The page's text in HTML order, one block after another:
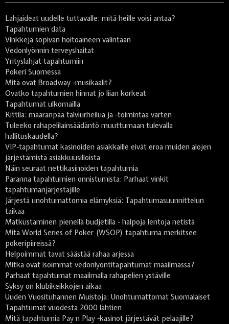
Lahjaideat uudelle tuttavalle: mitä heille voisi antaa?
Tapahtumien data
Vinkkejä sopivan hoitoaineen valintaan
Vedonlyönnin terveyshaitat
Yrityslahjat tapahtumiin
Pokeri Suomessa
Mitä ovat Broadway -musikaalit?
Ovatko tapahtumien hinnat jo liian korkeat
Tapahtumat ulkomailla
Kittilä: määränpää talviurheilua ja -toimintaa varten
Tuleeko rahapelilainsäädäntö muuttumaan tulevalla
hallituskaudella?
VIP-tapahtumat kasinoiden asiakkaille eivät eroa muiden alojen
järjestämistä asiakkuusilloista
Näin seuraat nettikasinoiden tapahtumia
Paranna tapahtumien onnistumista: Parhaat vinkit
tapahtumanjärjestäjille
Järjestä unohtumattomia elämyksiä: Tapahtumasuunnittelun
taikaa
Matkustaminen pienellä budjetilla - halpoja lentoja netistä
Mitä World Series of Poker (WSOP) tapahtuma merkitsee
pokeripiireissä?
Helpoimmat tavat säästää rahaa arjessa
Mitkä ovat isoimmat vedonlyöntitapahtumat maailmassa?
Parhaat tapahtumat maailmalla rahapelien ystäville
Syksy on klubikeikkojen aikaa
Uuden Vuosituhannen Muistoja: Unohtumattomat Suomalaiset
Tapahtumat vuodesta 2000 lähtien
Mitä tapahtumia Pay n Play -kasinot järjestävät pelaajille?